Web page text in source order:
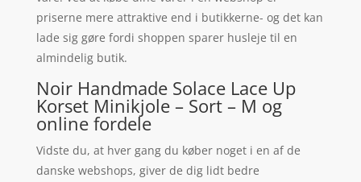
priserne mere attraktive end i butikkerne- og det kan
lade sig gøre fordi shoppen sparer husleje til en
almindelig butik.
Noir Handmade Solace Lace Up
Korset Minikjole – Sort – M og
online fordele
Vidste du, at hver gang du køber noget i en af de
danske webshops, giver de dig lidt bedre